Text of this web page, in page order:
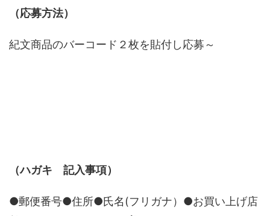
（応募方法）
紀文商品のバーコード２枚を貼付し応募～
（ハガキ 記入事項）
●郵便番号●住所●氏名(フリガナ）●お買い上げ店